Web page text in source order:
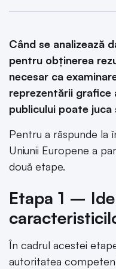
Când se analizează
pentru obținerea
necesar ca
reprezentării grafice
publicului poate
Pentru a răspunde la
Uniunii Europene a
două etape.
Etapa 1 –
În cadrul acestei
autoritatea